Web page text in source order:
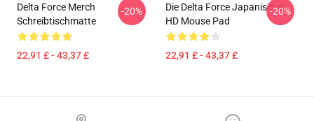
Delta Force Merch
Schreibtischmatte
22,91 £ - 43,37 £
-20%
Die Delta Force Japanische
HD Mouse Pad
22,91 £ - 43,37 £
-20%